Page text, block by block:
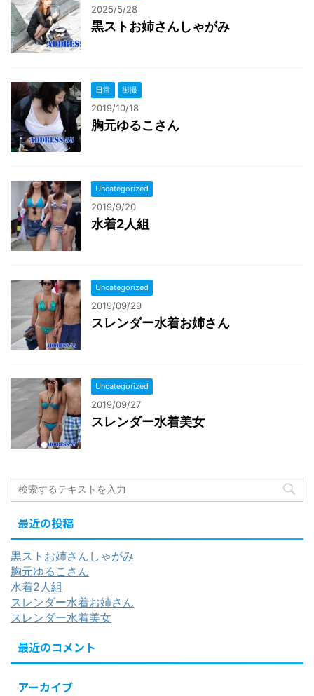
2025/5/28
黒ストお姉さんしゃがみ
日常 街撮
2019/10/18
胸元ゆるこさん
Uncategorized
2019/9/20
水着2人組
Uncategorized
2019/09/29
スレンダー水着お姉さん
Uncategorized
2019/09/27
スレンダー水着美女
最近の投稿
黒ストお姉さんしゃがみ
胸元ゆるこさん
水着2人組
スレンダー水着お姉さん
スレンダー水着美女
最近のコメント
アーカイブ